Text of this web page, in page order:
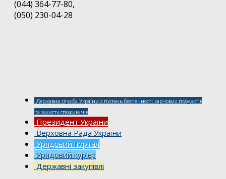
(044) 364-77-80,
(050) 230-04-28
Державна служба України з питань безпечності харчових продуктів
та захисту споживачів
Президент України
Верховна Рада України
Урядовий портал
Урядовий кур’єр
Державні закупівлі